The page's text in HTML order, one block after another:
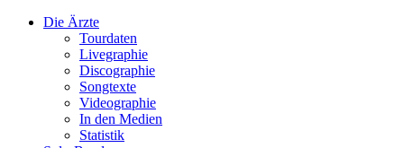
Die Ärzte
Tourdaten
Livegraphie
Discographie
Songtexte
Videographie
In den Medien
Statistik